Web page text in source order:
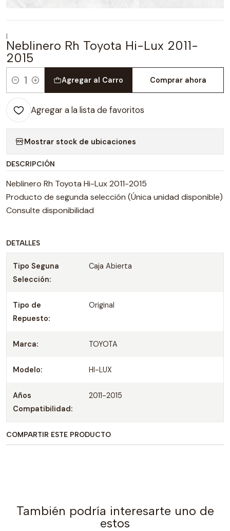
|
Neblinero Rh Toyota Hi-Lux 2011-
2015
Cantidad
Agregar al Carro Comprar ahora
Agregar a la lista de favoritos
Mostrar stock de ubicaciones
DESCRIPCIÓN
Neblinero Rh Toyota Hi-Lux 2011-2015
Producto de segunda selección (Única unidad disponible)
Consulte disponibilidad
DETALLES
Tipo Seguna
Selección:
Caja Abierta
Tipo de
Repuesto:
Original
Marca: TOYOTA
Modelo: HI-LUX
Años
Compatibilidad:
2011-2015
COMPARTIR ESTE PRODUCTO
También podría interesarte uno de
estos